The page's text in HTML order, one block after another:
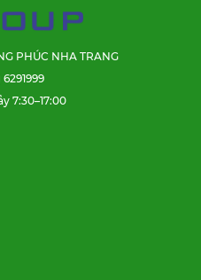
PHÚC NHA TRANG
7:30–17:00